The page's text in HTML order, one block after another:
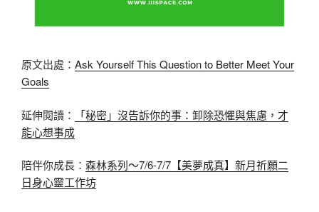
原文出處： Ask Yourself This Question to Better Meet Your
Goals
延伸閱讀：
「秘密」沒告訴你的事：卸除恐懼與焦慮，才
能心想事成
陪伴你成長： 森林系列～7/6-7/7【美夢成真】新月祈願二
日身心靈工作坊